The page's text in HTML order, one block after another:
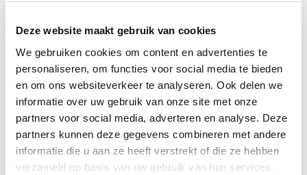
Deze website maakt gebruik van cookies
We gebruiken cookies om content en advertenties te
personaliseren, om functies voor social media te bieden
en om ons websiteverkeer te analyseren. Ook delen we
informatie over uw gebruik van onze site met onze
partners voor social media, adverteren en analyse. Deze
partners kunnen deze gegevens combineren met andere
informatie die u aan ze heeft verstrekt of die ze hebben
verzameld op basis van uw gebruik van hun services.
leiderschapsvaardigheden zijn heel
belangrijk voor goed sociaal
ondernemerschap. Zo stellenJones &
Kramer (2010)dat er voldoende bewijs is
dat management- en
leiderschapsontwikkeling belangrijk zijn. En
dat het bevorderen van
leiderschapscapaciteiten de resultaten van